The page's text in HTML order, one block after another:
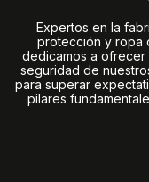
Expertos en la
protección y ropa
dedicamos a ofrecer
seguridad de
para superar
pilares